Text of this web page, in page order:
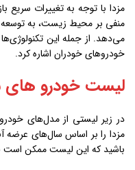
مزدا با توجه به تغییرات سریع
منفی بر محیط زیست، به توسعه
می‌دهد. از جمله این
خودروهای خودران اشاره کرد.
لیست خودرو های
در زیر لیستی از مدل‌های
مزدا را بر اساس سال‌های عرضه
باشید که این لیست ممکن است